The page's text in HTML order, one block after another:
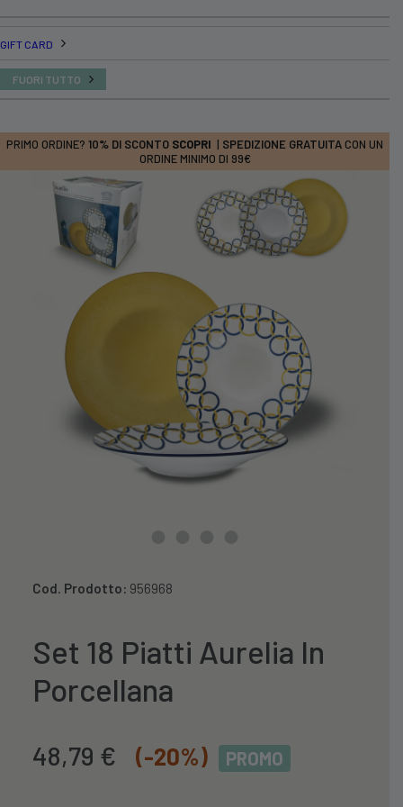
GIFT CARD
FUORI TUTTO
PRIMO ORDINE? 10% DI SCONTO SCOPRI | SPEDIZIONE GRATUITA CON UN
ORDINE MINIMO DI 99€
Cod. Prodotto: 956968
Set 18 Piatti Aurelia In
Porcellana
Il
48,79 € (-20%) PROMO